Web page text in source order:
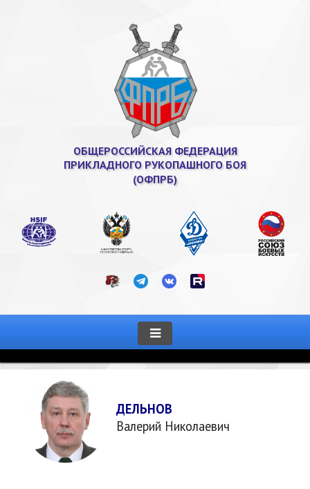
ОБЩЕРОССИЙСКАЯ ФЕДЕРАЦИЯ
ПРИКЛАДНОГО РУКОПАШНОГО БОЯ
(ОФПРБ)
ДЕЛЬНОВ
Валерий Николаевич